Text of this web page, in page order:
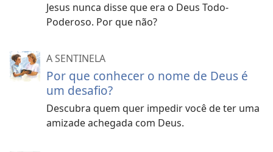
Jesus nunca disse que era o Deus Todo-
Poderoso. Por que não?
A SENTINELA
Por que conhecer o nome de Deus é
um desafio?
Descubra quem quer impedir você de ter uma
amizade achegada com Deus.